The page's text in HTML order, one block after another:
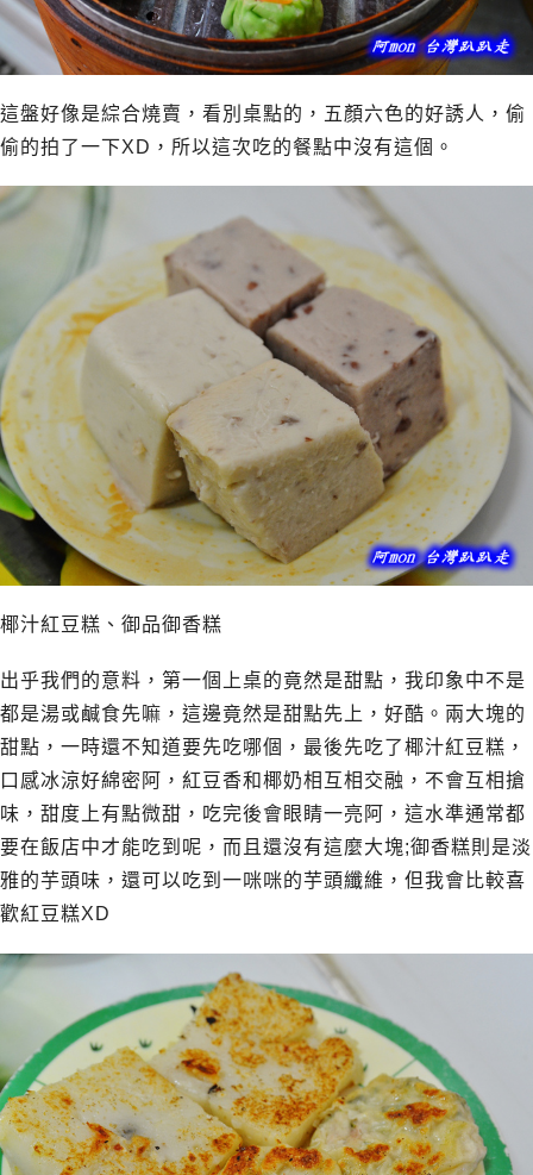
這盤好像是綜合燒賣，看別桌點的，五顏六色的好誘人，偷
偷的拍了一下XD，所以這次吃的餐點中沒有這個。
椰汁紅豆糕、御品御香糕
出乎我們的意料，第一個上桌的竟然是甜點，我印象中不是
都是湯或鹹食先嘛，這邊竟然是甜點先上，好酷。兩大塊的
甜點，一時還不知道要先吃哪個，最後先吃了椰汁紅豆糕，
口感冰涼好綿密阿，紅豆香和椰奶相互相交融，不會互相搶
味，甜度上有點微甜，吃完後會眼睛一亮阿，這水準通常都
要在飯店中才能吃到呢，而且還沒有這麼大塊;御香糕則是淡
雅的芋頭味，還可以吃到一咪咪的芋頭纖維，但我會比較喜
歡紅豆糕XD